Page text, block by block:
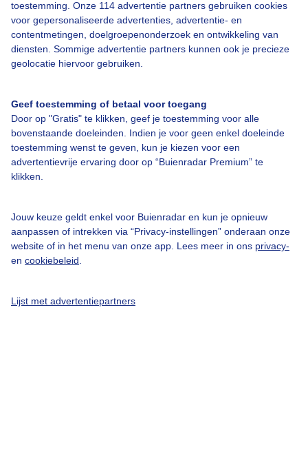
toestemming. Onze 114 advertentie partners gebruiken cookies
voor gepersonaliseerde advertenties, advertentie- en
contentmetingen, doelgroepenonderzoek en ontwikkeling van
diensten. Sommige advertentie partners kunnen ook je precieze
geolocatie hiervoor gebruiken.
Geef toestemming of betaal voor toegang
Door op "Gratis" te klikken, geef je toestemming voor alle
bovenstaande doeleinden. Indien je voor geen enkel doeleinde
toestemming wenst te geven, kun je kiezen voor een
advertentievrije ervaring door op “Buienradar Premium” te
klikken.
Jouw keuze geldt enkel voor Buienradar en kun je opnieuw
aanpassen of intrekken via “Privacy-instellingen” onderaan onze
website of in het menu van onze app. Lees meer in ons privacy-
en cookiebeleid
Lijst met advertentiepartners
Fijne zondag
Door: Mark Klos
Lente Zon
Bekijk slideshow